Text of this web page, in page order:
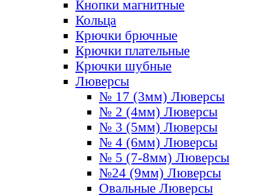
Кнопки магнитные
Кольца
Крючки брючные
Крючки плательные
Крючки шубные
Люверсы
№ 17 (3мм) Люверсы
№ 2 (4мм) Люверсы
№ 3 (5мм) Люверсы
№ 4 (6мм) Люверсы
№ 5 (7-8мм) Люверсы
№24 (9мм) Люверсы
Овальные Люверсы